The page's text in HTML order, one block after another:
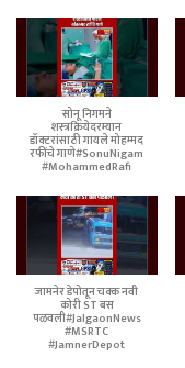
सोनू निगमने
शस्त्रक्रियेदरम्यान
डॉक्टरांसाठी गायले मोहम्मद
रफींचे गाणे#SonuNigam
#MohammedRafi
जामनेर डेपोतून चक्क नवी
कोरी ST बस
पळवली#JalgaonNews
#MSRTC
#JamnerDepot